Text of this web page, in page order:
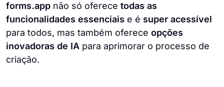
forms.app não só oferece todas as
funcionalidades essenciais e é super acessível
para todos, mas também oferece opções
inovadoras de IA para aprimorar o processo de
criação.